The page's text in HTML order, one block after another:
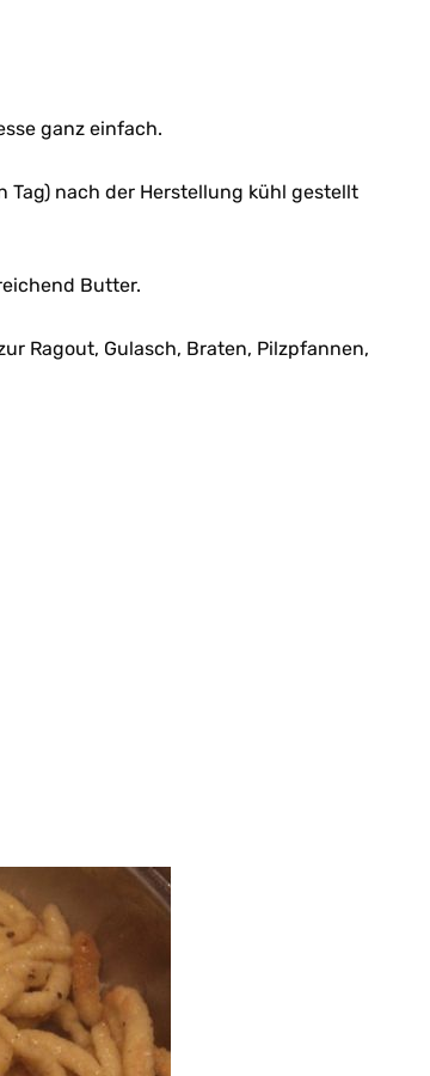
ganz einfach.
Tag) nach der Herstellung kühl gestellt
Butter.
Ragout, Gulasch, Braten, Pilzpfannen,